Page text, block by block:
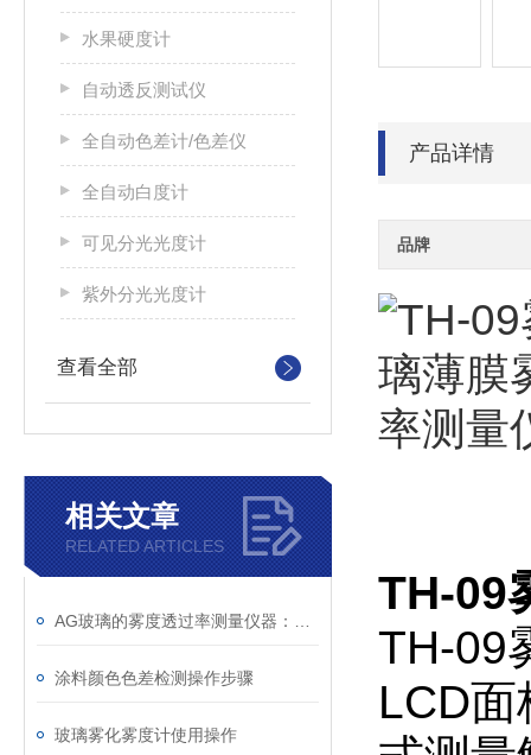
水果硬度计
自动透反测试仪
全自动色差计/色差仪
全自动白度计
可见分光光度计
紫外分光光度计
查看全部
相关文章
RELATED ARTICLES
涂料颜色色差检测操作步骤
玻璃雾化雾度计使用操作
产品详情
品牌
TH-09
TH-09
LCD